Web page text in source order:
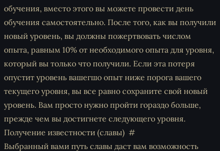
обучения, вместо этого вы можете провести день
обучения самостоятельно. После того, как вы получили
новый уровень, вы должны пожертвовать числом
опыта, равным 10% от необходимого опыта для уровня,
который вы только что получили. Если эта потеря
опустит уровень вашегшо опыт ниже порога вашего
текущего уровня, вы все равно сохраните свой новый
уровень. Вам просто нужно пройти гораздо больше,
прежде чем вы достигнете следующего уровня.
Получение известности (славы)
Выбранный вами путь славы даст вам возможность